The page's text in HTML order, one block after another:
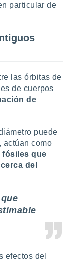
particular de
las órbitas de
de cuerpos
de
puede
actúan como
fósiles que
del
efectos del